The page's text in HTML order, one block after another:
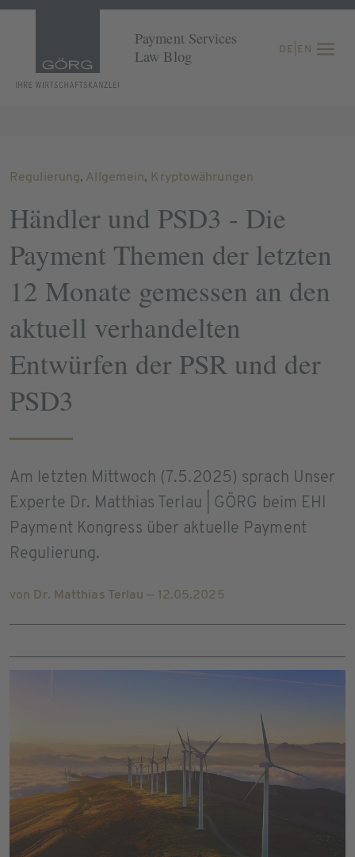
Payment Services
Law Blog
DE EN
Regulierung, Allgemein, Kryptowährungen
Händler und PSD3 - Die
Payment Themen der letzten
12 Monate gemessen an den
aktuell verhandelten
Entwürfen der PSR und der
PSD3
Am letzten Mittwoch (7.5.2025) sprach Unser
Experte Dr. Matthias Terlau | GÖRG beim EHI
Payment Kongress über aktuelle Payment
Regulierung.
von Dr. Matthias Terlau — 12.05.2025